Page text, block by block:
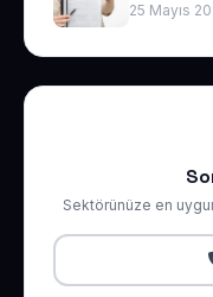
25 Mayıs
Sektörünüze en